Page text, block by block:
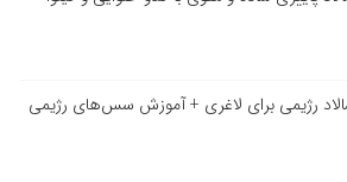
رژیمی برای لاغری + آموزش سس‌های رژیمی